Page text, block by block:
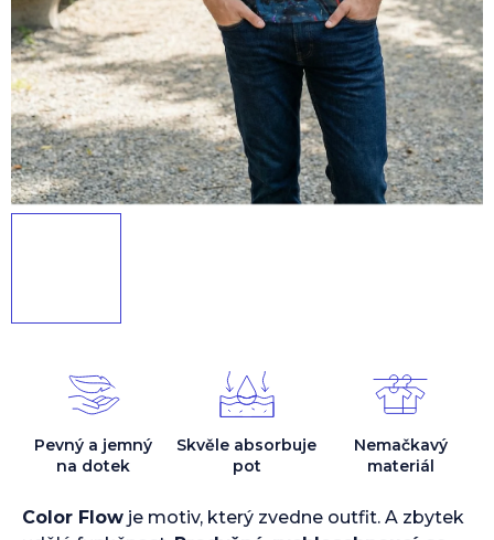
Color Flow je motiv, který zvedne outfit. A zbytek
Pevný a jemný
na dotek
Skvěle absorbuje
pot
Nemačkavý
materiál